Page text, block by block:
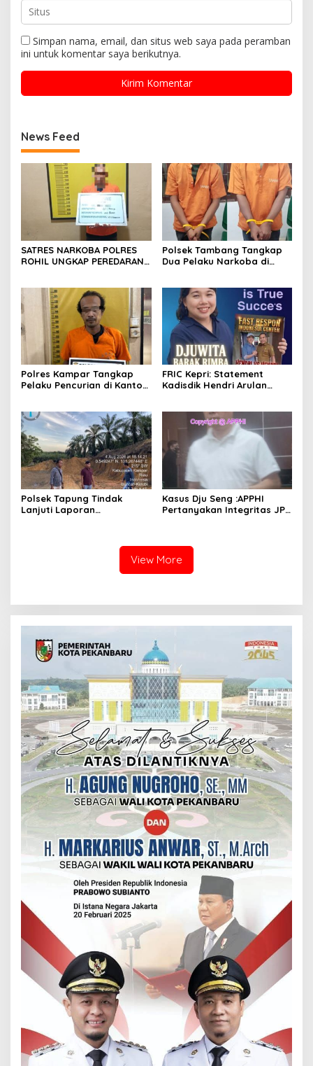
Simpan nama, email, dan situs web saya pada peramban
ini untuk komentar saya berikutnya.
News Feed
SATRES NARKOBA POLRES
ROHIL UNGKAP PEREDARAN
Polsek Tambang Tangkap
Dua Pelaku Narkoba di
Siap Edar
Polres Kampar Tangkap
Pelaku Pencurian di Kantor
FRIC Kepri: Statement
Kadisdik Hendri Arulan
Polsek Tapung Tindak
Lanjuti Laporan
Kasus Dju Seng :APPHI
Pertanyakan Integritas JPU
View More